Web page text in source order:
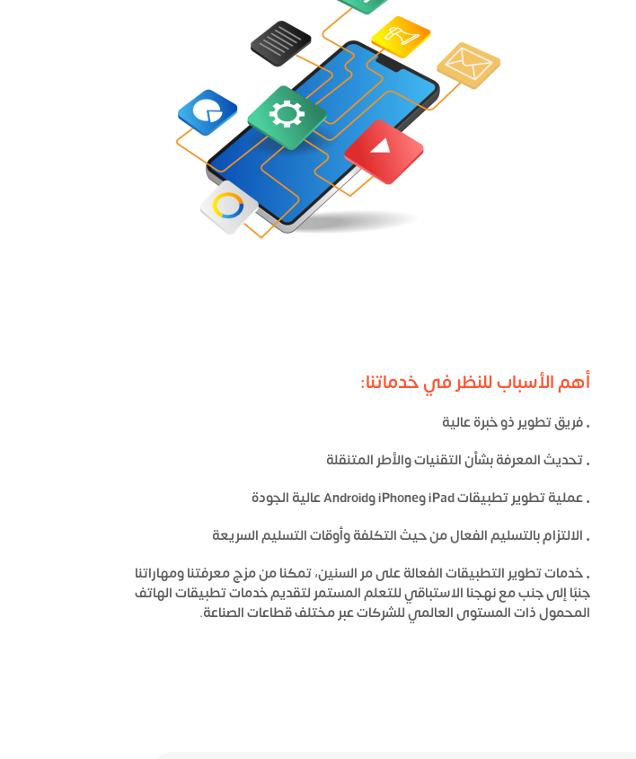
أهم الأسباب للنظر في خدماتنا:
• فريق تطوير ذو خبرة عالية
• تحديث المعرفة بشأن التقنيات والأطر المتنقلة
• عملية تطوير تطبيقات iPad وiPhone وAndroid عالية الجودة
• الالتزام بالتسليم الفعال من حيث التكلفة وأوقات التسليم السريعة
• خدمات تطوير التطبيقات الفعالةعلى مر السنين، تمكنا من مزج معرفتنا ومهاراتنا
جنبًا إلى جنب مع نهجنا الاستباقي للتعلم المستمر لتقديم خدمات تطبيقات الهاتف
المحمول ذات المستوى العالمي للشركات عبر مختلف قطاعات الصناعة.